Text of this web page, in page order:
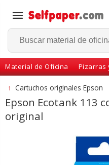
Material de Oficina Pizarras
Volver
↑ Cartuchos originales Epson
Epson Ecotank 113
original